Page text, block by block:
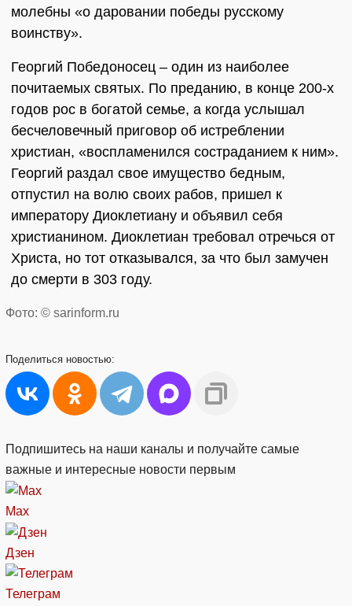
молебны «о даровании победы русскому
воинству».
Георгий Победоносец – один из наиболее
почитаемых святых. По преданию, в конце 200-х
годов рос в богатой семье, а когда услышал
бесчеловечный приговор об истреблении
христиан, «воспламенился состраданием к ним».
Георгий раздал свое имущество бедным,
отпустил на волю своих рабов, пришел к
императору Диоклетиану и объявил себя
христианином. Диоклетиан требовал отречься от
Христа, но тот отказывался, за что был замучен
до смерти в 303 году.
Фото: © sarinform.ru
Поделиться новостью:
Подпишитесь на наши каналы и получайте самые
важные и интересные новости первым
Max
Дзен
Телеграм